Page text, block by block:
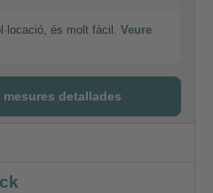
és molt fàcil. Veure
detallades